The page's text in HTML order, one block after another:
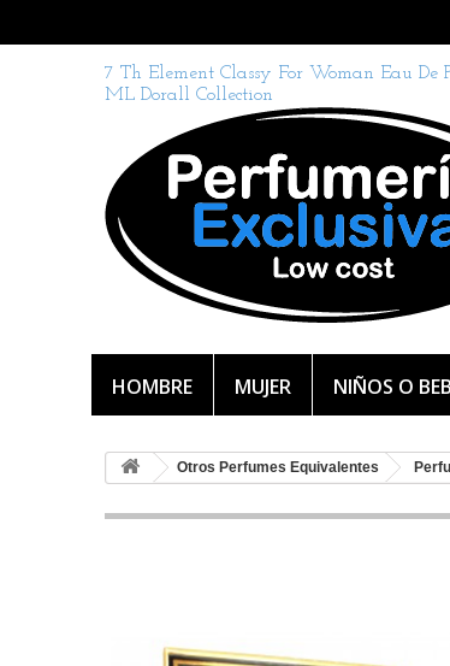
7 Th Element Classy For Woman Eau De
ML Dorall Collection
HOMBRE MUJER NIÑOS O
Otros Perfumes Equivalentes